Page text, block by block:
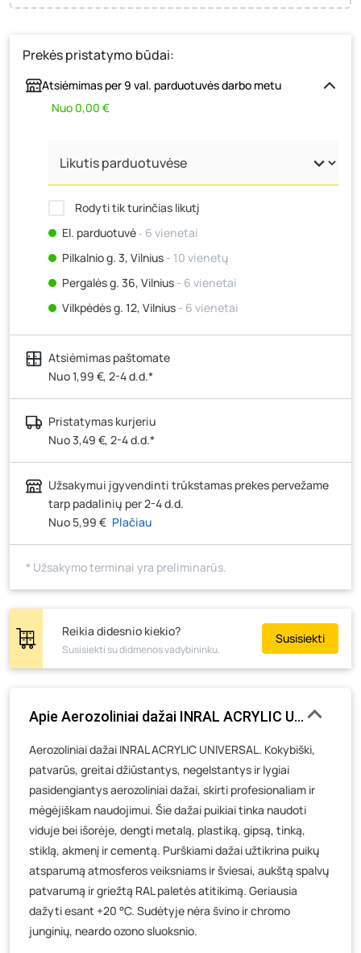
Prekės pristatymo būdai:
Atsiėmimas per 9 val. parduotuvės darbo metu
Nuo 0,00 €
Rodyti tik turinčias likutį
El. parduotuvė‐ 6 vienetai
Pilkalnio g. 3, Vilnius - 10 vienetų
Pergalės g. 36, Vilnius - 6 vienetai
Vilkpėdės g. 12, Vilnius - 6 vienetai
Ateities g. 15, Vilnius- 5 vienetai
Kauno r., Narsiečių k., Vytauto g. 183, Kaunas
vienetai
Šilutės pl. 83A, Klaipėda- 0 vienetų
Pramonės g. 7, Šiauliai
Klaipėdos g. 170R, Panevėžys
J. Basanavičiaus g. 6, Utena
Novočėbės k. 3, Kėdainiai
Skuodo g. 41, Mažeikiai- 3 vienetai
Žemaičių g. 2, Raseiniai
Pramonės g. 6E, Šilutė- 0 vienetų
Gedimino g. 54, Tauragė- 0 vienetų
Veteranų g. 11, Visaginas - 0 vienetų
Baravykų g. 1, Druskininkai - 0 vienetų
Vilniaus g. 89D, Ukmergė- 0 vienetų
K. Donelaičio g. 17, Rokiškis
- 0 vienetų
Šaltupės g. 64, Zarasai - 0 vienetų
Atsiėmimas paštomate
Nuo 1,99 €, 2-4 d.d.*
Pristatymas kurjeriu
Nuo 3,49 €, 2-4 d.d.*
Užsakymui įgyvendinti trūkstamas prekes pervežame
tarp padalinių per 2-4 d.d.
Nuo 5,99 € Plačiau
* Užsakymo terminai yra preliminarūs.
Reikia didesnio kiekio?
Susisiekti su didmenos vadybininku.
Susisiekti
Apie Aerozoliniai dažai INRAL ACRYLIC
Aerozoliniai dažai INRAL ACRYLIC UNIVERSAL. Kokybiški,
patvarūs, greitai džiūstantys, negelstantys ir lygiai
pasidengiantys aerozoliniai dažai, skirti profesionaliam ir
mėgėjiškam naudojimui. Šie dažai puikiai tinka naudoti
viduje bei išorėje, dengti metalą, plastiką, gipsą, tinką,
stiklą, akmenį ir cementą. Purškiami dažai užtikrina puikų
atsparumą atmosferos veiksniams ir šviesai, aukštą spalvų
patvarumą ir griežtą RAL paletės atitikimą. Geriausia
dažyti esant +20 °C. Sudėtyje nėra švino ir chromo
junginių, neardo ozono sluoksnio.